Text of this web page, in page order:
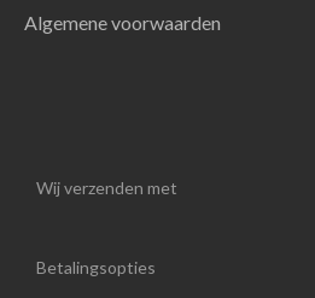
Algemene voorwaarden
Wij verzenden met
Betalingsopties